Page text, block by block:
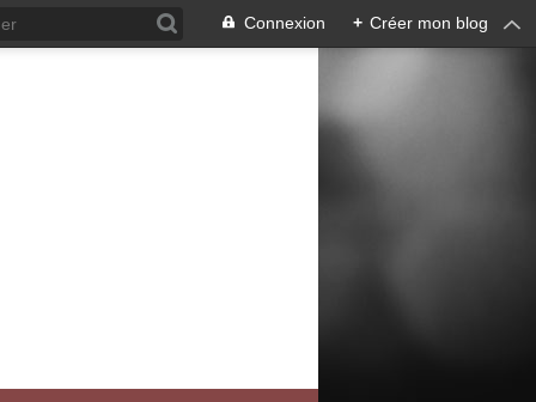
Connexion + Créer mon blog